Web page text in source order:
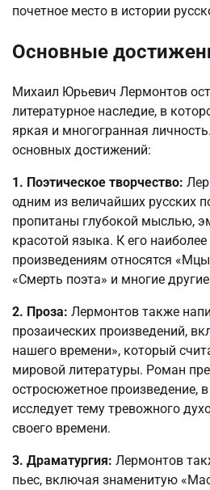
почетное место в истории
Основные
Михаил Юрьевич Лермонтов
литературное наследие, в
яркая и многогранная
основных достижений:
1. Поэтическое творчество:
одним из величайших русских
пропитаны глубокой мыслью,
красотой языка. К его
произведениям относятся
«Смерть поэта» и многие
2. Проза: Лермонтов также
прозаических произведений,
нашего времени», который
мировой литературы. Роман
остросюжетное произведение,
исследует тему тревожного
своего времени.
3. Драматургия: Лермонтов
пьес, включая знаменитую